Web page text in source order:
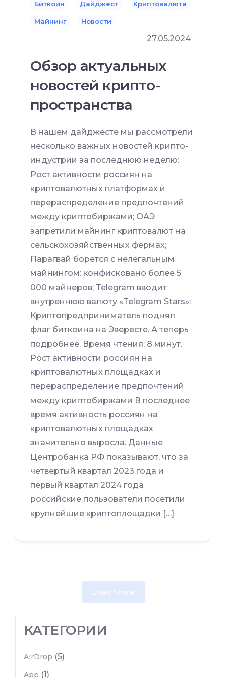
Биткоин Дайджест Криптовалюта
Майнинг Новости
27.05.2024
Обзор актуальных
новостей крипто-
пространства
В нашем дайджесте мы рассмотрели
несколько важных новостей крипто-
индустрии за последнюю неделю:
Рост активности россиян на
криптовалютных платформах и
перераспределение предпочтений
между криптобиржами; ОАЭ
запретили майнинг криптовалют на
сельскохозяйственных фермах;
Парагвай борется с нелегальным
майнингом: конфисковано более 5
000 майнеров; Telegram вводит
внутреннюю валюту «Telegram Stars»:
Криптопредприниматель поднял
флаг биткоина на Эвересте. А теперь
подробнее. Время чтения: 8 минут.
Рост активности россиян на
криптовалютных площадках и
перераспределение предпочтений
между криптобиржами В последнее
время активность россиян на
криптовалютных площадках
значительно выросла. Данные
Центробанка РФ показывают, что за
четвертый квартал 2023 года и
первый квартал 2024 года
российские пользователи посетили
крупнейшие криптоплощадки […]
Load More
КАТЕГОРИИ
AirDrop (5)
App (1)